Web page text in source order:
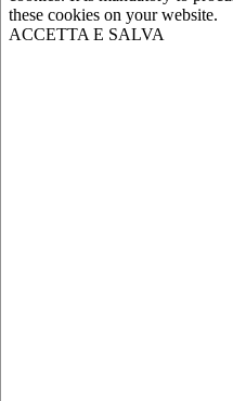
these cookies on your website.
ACCETTA E SALVA